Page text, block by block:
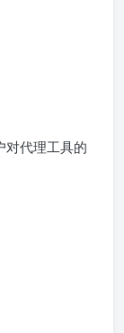
代理工具的